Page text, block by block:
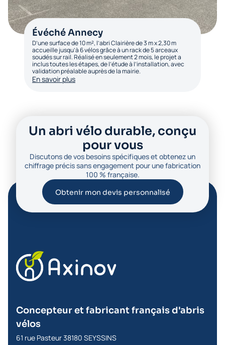
Évéché Annecy
D’une surface de 10 m², l’abri Clairière de 3 m x 2,30 m
accueille jusqu’à 6 vélos grâce à un rack de 5 arceaux
soudés sur rail. Réalisé en seulement 2 mois, le projet a
inclus toutes les étapes, de l’étude à l’installation, avec
validation préalable auprès de la mairie.
En savoir plus
Un abri vélo durable, conçu
pour vous
Discutons de vos besoins spécifiques et obtenez un
chiffrage précis sans engagement pour une fabrication
100 % française.
Obtenir mon devis personnalisé
Concepteur et fabricant français d'abris
vélos
61 rue Pasteur 38180 SEYSSINS